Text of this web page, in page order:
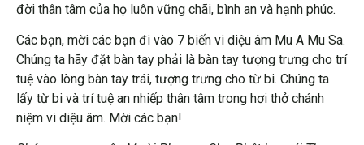
đời thân tâm của họ luôn vững chãi, bình an và hạnh phúc.
Các bạn, mời các bạn đi vào 7 biến vi diệu âm Mu A Mu Sa.
Chúng ta hãy đặt bàn tay phải là bàn tay tượng trưng cho trí
tuệ vào lòng bàn tay trái, tượng trưng cho từ bi. Chúng ta
lấy từ bi và trí tuệ an nhiếp thân tâm trong hơi thở chánh
niệm vi diệu âm. Mời các bạn!